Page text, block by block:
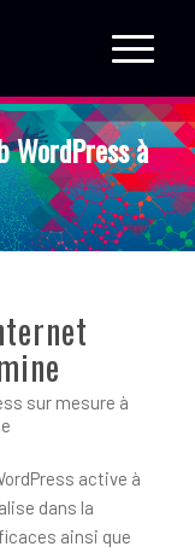
WordPress à
sur mesure à
active à
dans la
ainsi que